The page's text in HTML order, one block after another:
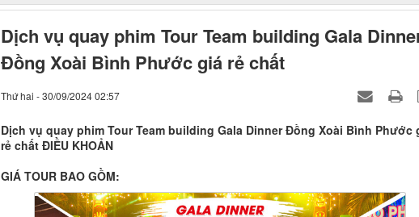
Dịch vụ quay phim Tour Team building Gala
Đồng Xoài Bình Phước giá rẻ chất
Thứ hai - 30/09/2024 02:57
Dịch vụ quay phim Tour Team building Gala Dinner Đồng Xoài Bình Phước
rẻ chất ĐIỀU KHOẢN
GIÁ TOUR BAO GỒM: